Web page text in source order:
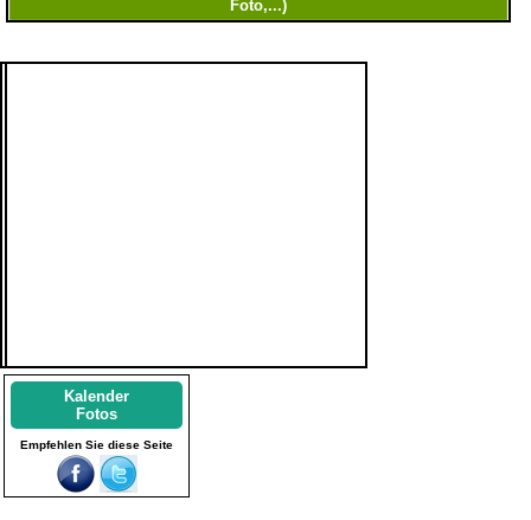
Kalender
Fotos
Empfehlen Sie diese Seite